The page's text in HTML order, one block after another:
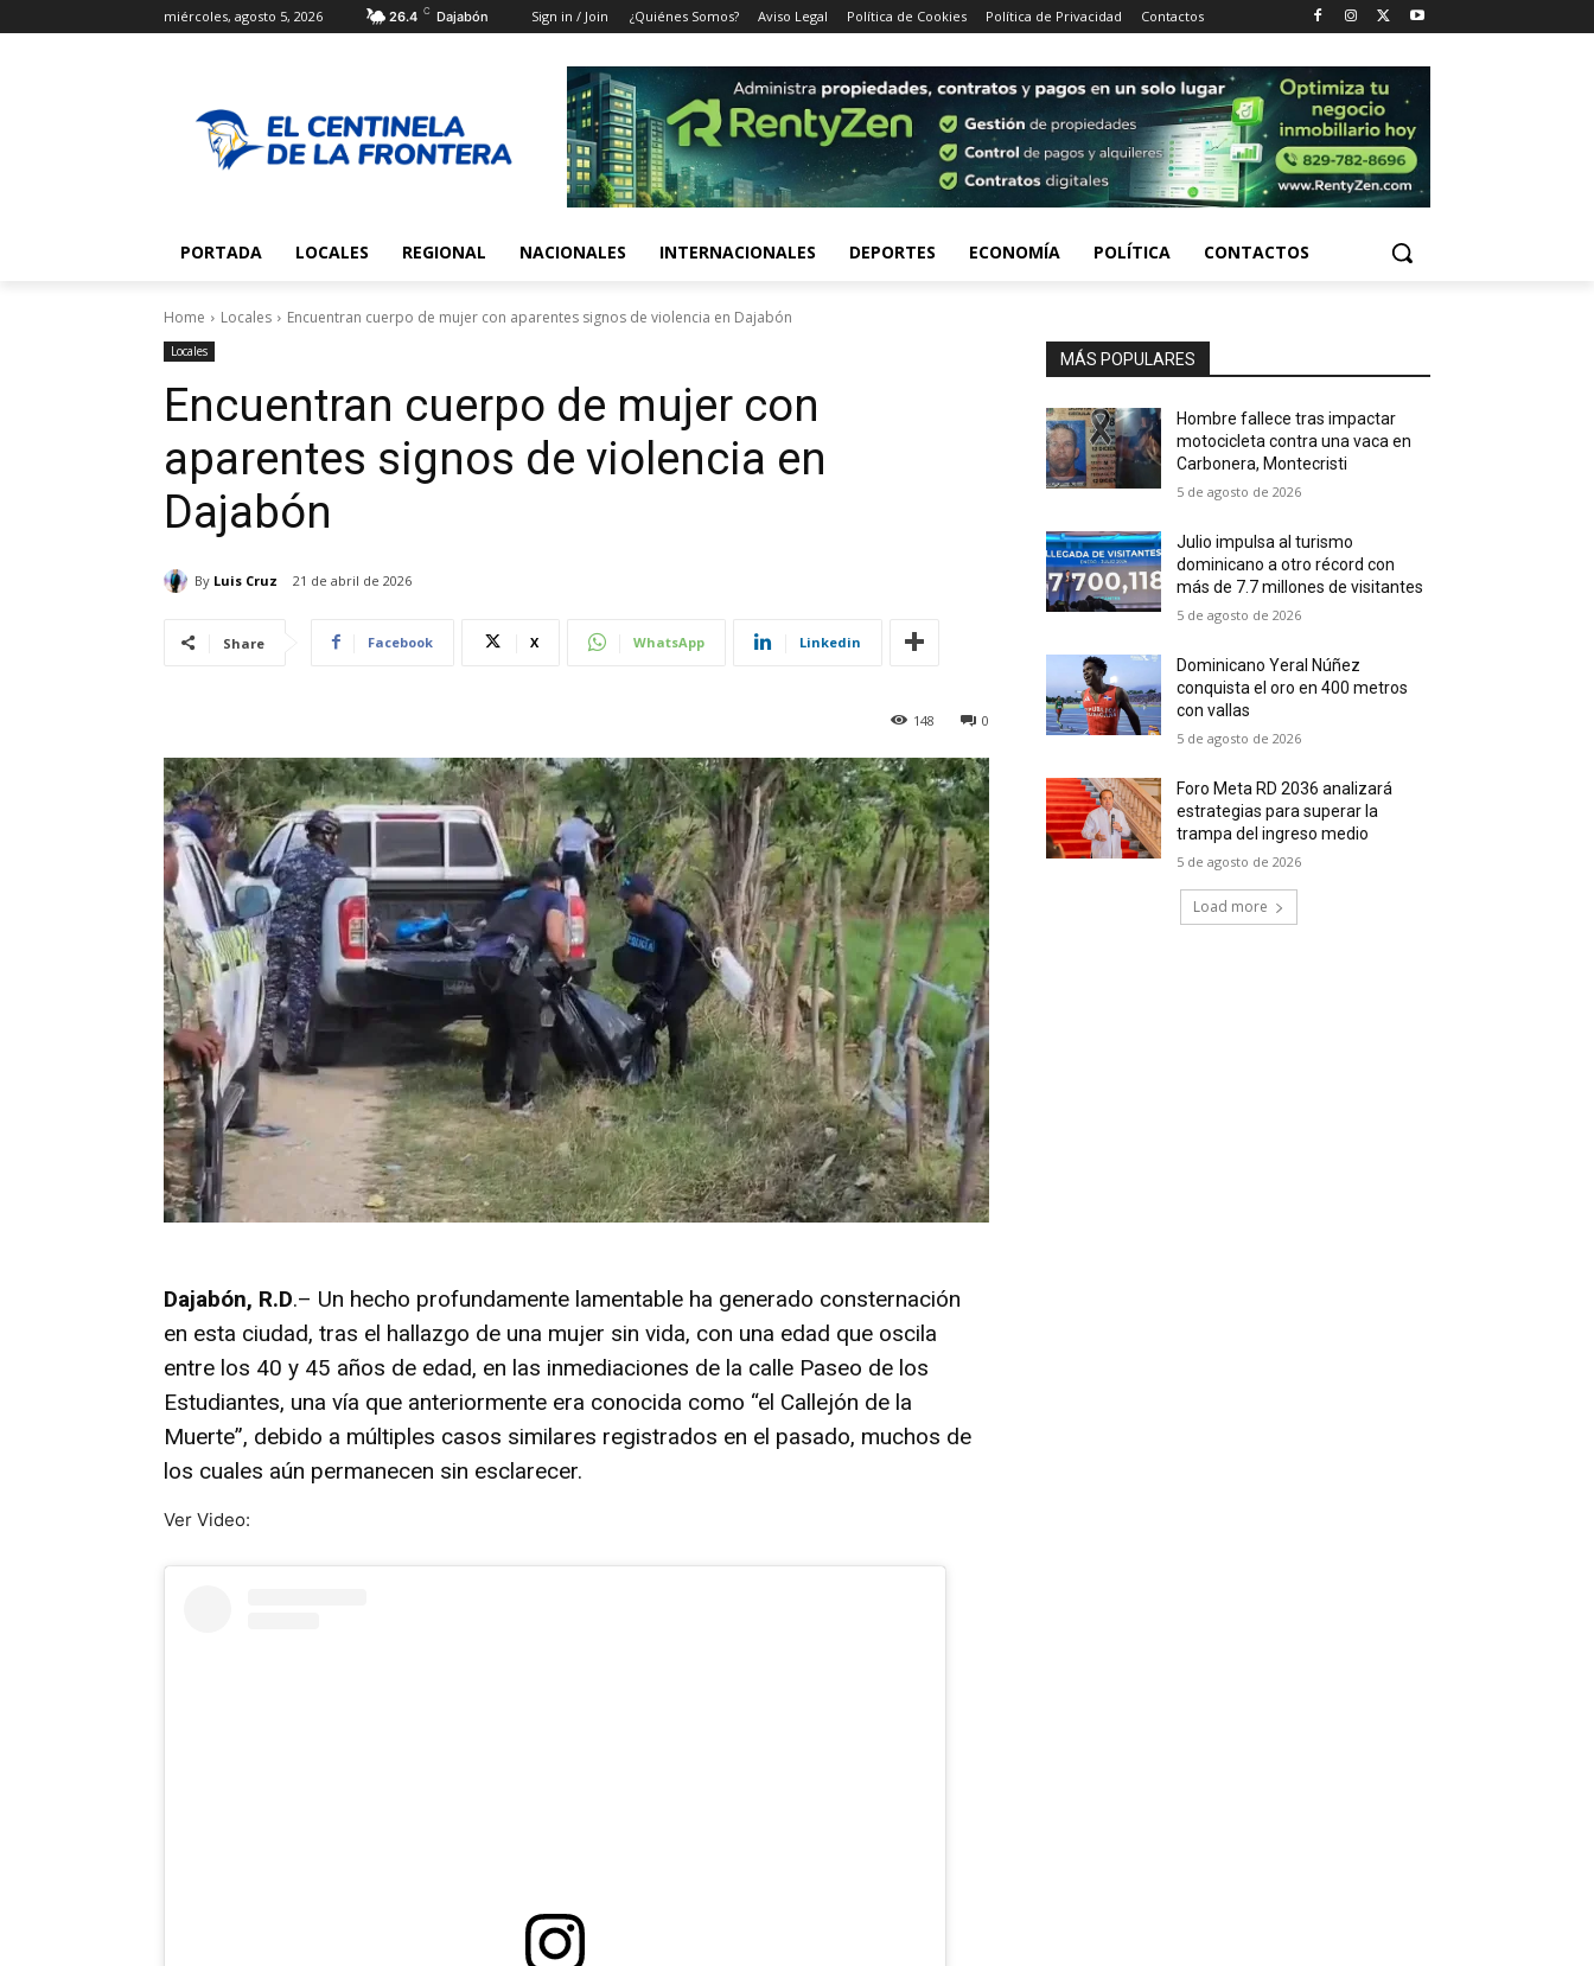
miércoles, agosto 5, 2026 26.4 C Dajabón Sign in / Join ¿Quiénes Somos? Aviso Legal Política de Cookies Política de Privacidad Contactos
PORTADA LOCALES REGIONAL NACIONALES INTERNACIONALES DEPORTES ECONOMÍA POLÍTICA CONTACTOS
Home Locales Encuentran cuerpo de mujer con aparentes signos de violencia en Dajabón
Locales
Encuentran cuerpo de mujer con
aparentes signos de violencia en
Dajabón
By Luis Cruz 21 de abril de 2026
Share Facebook X WhatsApp Linkedin
0
148
Dajabón, R.D.– Un hecho profundamente lamentable ha generado consternación
en esta ciudad, tras el hallazgo de una mujer sin vida, con una edad que oscila
entre los 40 y 45 años de edad, en las inmediaciones de la calle Paseo de los
Estudiantes, una vía que anteriormente era conocida como “el Callejón de la
Muerte”, debido a múltiples casos similares registrados en el pasado, muchos de
los cuales aún permanecen sin esclarecer.
Ver Video:
MÁS POPULARES
Hombre fallece tras impactar
motocicleta contra una vaca en
Carbonera, Montecristi
5 de agosto de 2026
Julio impulsa al turismo
dominicano a otro récord con
más de 7.7 millones de visitantes
5 de agosto de 2026
Dominicano Yeral Núñez
conquista el oro en 400 metros
con vallas
5 de agosto de 2026
Foro Meta RD 2036 analizará
estrategias para superar la
trampa del ingreso medio
5 de agosto de 2026
Load more